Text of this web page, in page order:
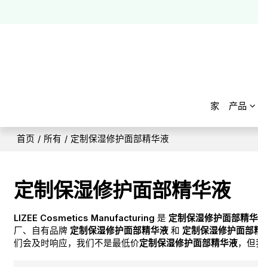
家 产品
首页 / 所有 / 定制保湿修护面部精华液
定制保湿修护面部精华液
LIZEE Cosmetics Manufacturing 是 定制保湿修护面部精
厂、自有品牌 定制保湿修护面部精华液 和 定制保湿修护面部
们会及时响应，我们不是最低价定制保湿修护面部精华液，但